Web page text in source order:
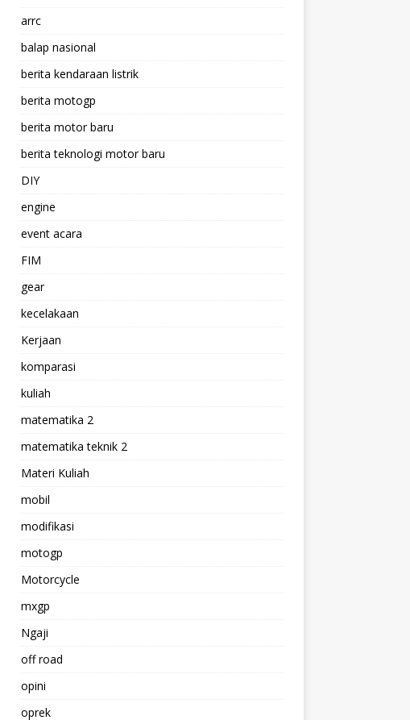
arrc
balap nasional
berita kendaraan listrik
berita motogp
berita motor baru
berita teknologi motor baru
DIY
engine
event acara
FIM
gear
kecelakaan
Kerjaan
komparasi
kuliah
matematika 2
matematika teknik 2
Materi Kuliah
mobil
modifikasi
motogp
Motorcycle
mxgp
Ngaji
off road
opini
oprek